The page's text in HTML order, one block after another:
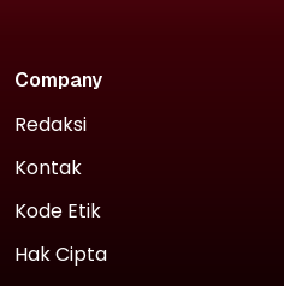
Company
Redaksi
Kontak
Kode Etik
Hak Cipta